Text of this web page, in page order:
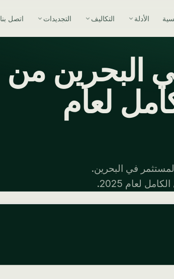
الأدلة التكاليف التجديدات اتصل بنا
البحرين من
لعام
في البحرين.
لعام 2025.